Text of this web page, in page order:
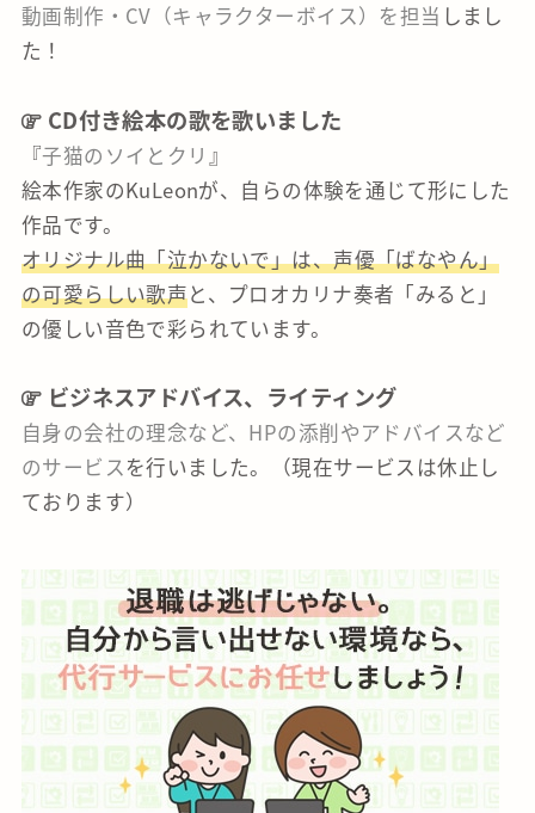
動画制作・CV（キャラクターボイス）を担当 しまし
た！
CD付き絵本の歌を歌いました
『子猫のソイとクリ 』
絵本作家のKuLeonが、自らの体験を通じて形にした
作品です。
オリジナル曲「泣かないで」は、声優「ばなやん」
の可愛らしい歌声と、プロオカリナ奏者「みると」
の優しい音色で彩られています。
ビジネスアドバイス、ライティング
自身の会社の理念など、HPの添削やアドバイスなど
のサービスを行いました。（現在サービスは休止し
ております）